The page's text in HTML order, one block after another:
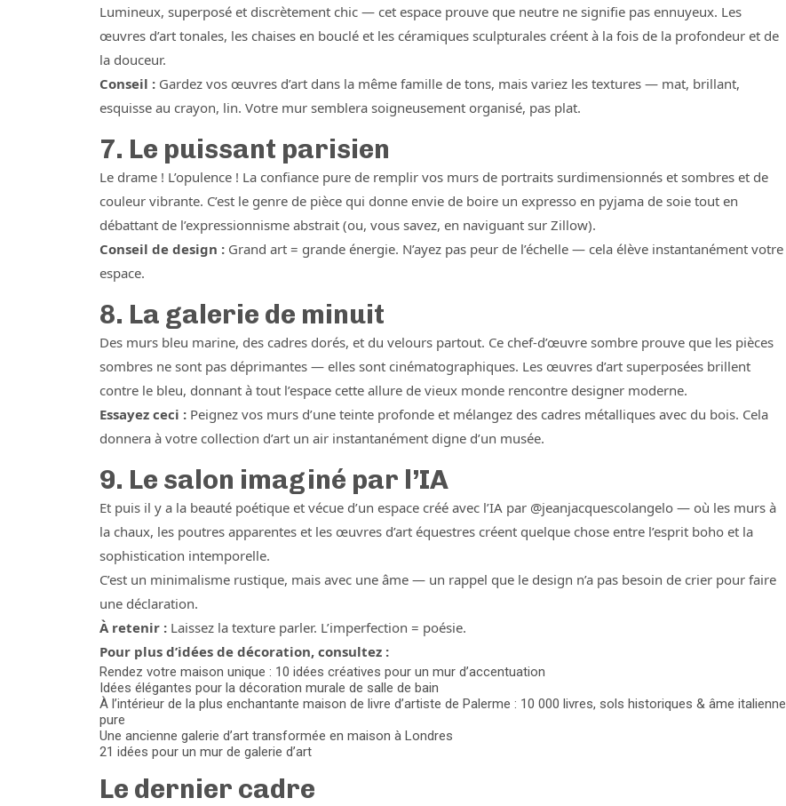
Lumineux, superposé et discrètement chic — cet espace prouve que neutre ne signifie pas ennuyeux. Les
œuvres d’art tonales, les chaises en bouclé et les céramiques sculpturales créent à la fois de la profondeur et de
la douceur.
Conseil : Gardez vos œuvres d’art dans la même famille de tons, mais variez les textures — mat, brillant,
esquisse au crayon, lin. Votre mur semblera soigneusement organisé, pas plat.
7. Le puissant parisien
Le drame ! L’opulence ! La confiance pure de remplir vos murs de portraits surdimensionnés et sombres et de
couleur vibrante. C’est le genre de pièce qui donne envie de boire un expresso en pyjama de soie tout en
débattant de l’expressionnisme abstrait (ou, vous savez, en naviguant sur Zillow).
Conseil de design : Grand art = grande énergie. N’ayez pas peur de l’échelle — cela élève instantanément votre
espace.
8. La galerie de minuit
Des murs bleu marine, des cadres dorés, et du velours partout. Ce chef-d’œuvre sombre prouve que les pièces
sombres ne sont pas déprimantes — elles sont cinématographiques. Les œuvres d’art superposées brillent
contre le bleu, donnant à tout l’espace cette allure de vieux monde rencontre designer moderne.
Essayez ceci : Peignez vos murs d’une teinte profonde et mélangez des cadres métalliques avec du bois. Cela
donnera à votre collection d’art un air instantanément digne d’un musée.
9. Le salon imaginé par l’IA
Et puis il y a la beauté poétique et vécue d’un espace créé avec l’IA par @jeanjacquescolangelo — où les murs à
la chaux, les poutres apparentes et les œuvres d’art équestres créent quelque chose entre l’esprit boho et la
sophistication intemporelle.
C’est un minimalisme rustique, mais avec une âme — un rappel que le design n’a pas besoin de crier pour faire
une déclaration.
À retenir : Laissez la texture parler. L’imperfection = poésie.
Pour plus d’idées de décoration, consultez :
Rendez votre maison unique : 10 idées créatives pour un mur d’accentuation
Idées élégantes pour la décoration murale de salle de bain
À l’intérieur de la plus enchantante maison de livre d’artiste de Palerme : 10 000 livres, sols historiques & âme italienne
pure
Une ancienne galerie d’art transformée en maison à Londres
21 idées pour un mur de galerie d’art
Le dernier cadre